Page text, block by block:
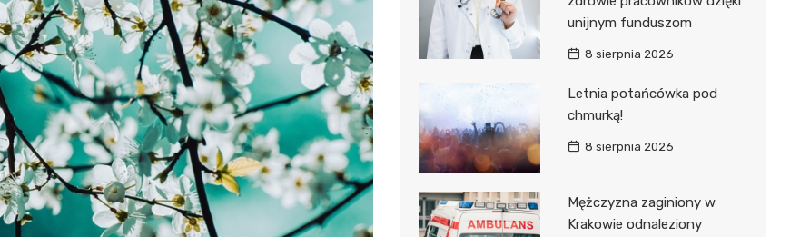
Fryzjer
Poczta
Kino
unijnym funduszom
8 sierpnia 2026
Letnia potańcówka pod
chmurką!
8 sierpnia 2026
Mężczyzna zaginiony w
Krakowie odnaleziony